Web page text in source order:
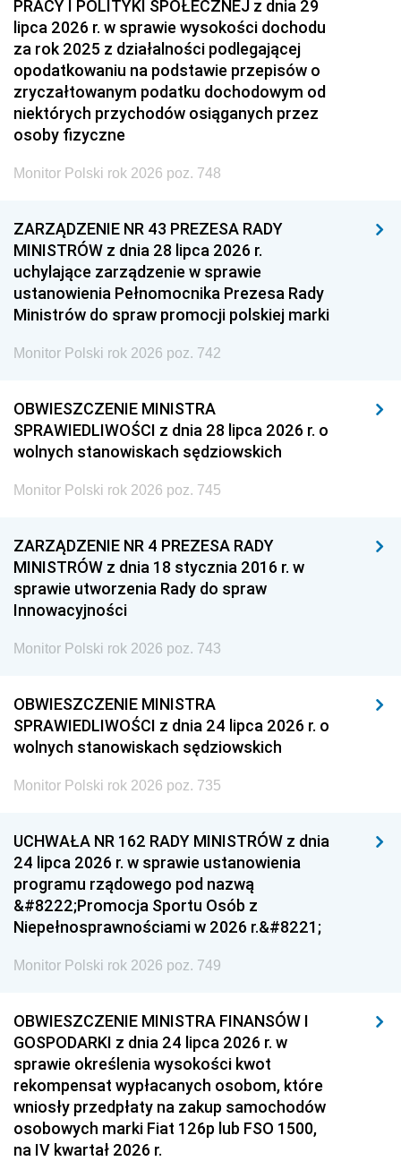
PRACY I POLITYKI SPOŁECZNEJ z dnia 29
lipca 2026 r. w sprawie wysokości dochodu
za rok 2025 z działalności podlegającej
opodatkowaniu na podstawie przepisów o
zryczałtowanym podatku dochodowym od
niektórych przychodów osiąganych przez
osoby fizyczne
Monitor Polski rok 2026 poz. 748
ZARZĄDZENIE NR 43 PREZESA RADY
MINISTRÓW z dnia 28 lipca 2026 r.
uchylające zarządzenie w sprawie
ustanowienia Pełnomocnika Prezesa Rady
Ministrów do spraw promocji polskiej marki
Monitor Polski rok 2026 poz. 742
OBWIESZCZENIE MINISTRA
SPRAWIEDLIWOŚCI z dnia 28 lipca 2026 r. o
wolnych stanowiskach sędziowskich
Monitor Polski rok 2026 poz. 745
ZARZĄDZENIE NR 4 PREZESA RADY
MINISTRÓW z dnia 18 stycznia 2016 r. w
sprawie utworzenia Rady do spraw
Innowacyjności
Monitor Polski rok 2026 poz. 743
OBWIESZCZENIE MINISTRA
SPRAWIEDLIWOŚCI z dnia 24 lipca 2026 r. o
wolnych stanowiskach sędziowskich
Monitor Polski rok 2026 poz. 735
UCHWAŁA NR 162 RADY MINISTRÓW z dnia
24 lipca 2026 r. w sprawie ustanowienia
programu rządowego pod nazwą
&#8222;Promocja Sportu Osób z
Niepełnosprawnościami w 2026 r.&#8221;
Monitor Polski rok 2026 poz. 749
OBWIESZCZENIE MINISTRA FINANSÓW I
GOSPODARKI z dnia 24 lipca 2026 r. w
sprawie określenia wysokości kwot
rekompensat wypłacanych osobom, które
wniosły przedpłaty na zakup samochodów
osobowych marki Fiat 126p lub FSO 1500,
na IV kwartał 2026 r.